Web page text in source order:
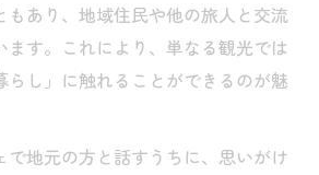
もあり、地域住民や他の旅人と交流
ます。これにより、単なる観光では
らし」に触れることができるのが魅
で地元の方と話すうちに、思いがけ